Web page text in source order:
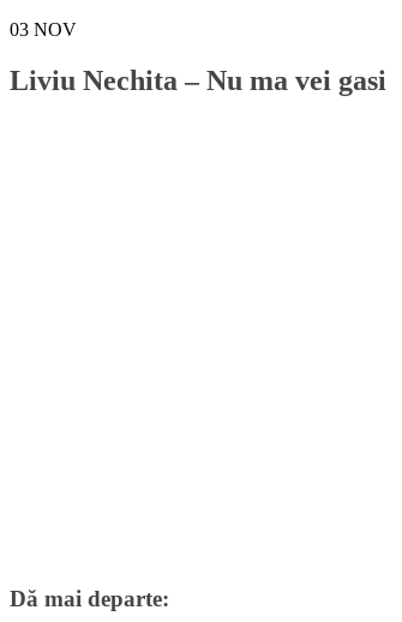
03 NOV
Liviu Nechita – Nu ma vei gasi
Dă mai departe: